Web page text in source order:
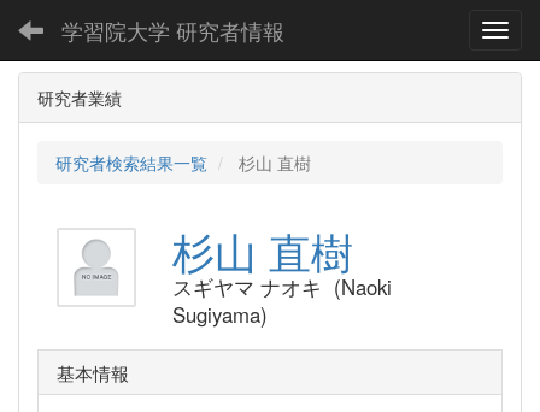
学習院大学 研究者情報
研究者業績
研究者検索結果一覧 杉山 直樹
杉山 直樹
スギヤマ ナオキ (Naoki
Sugiyama)
基本情報